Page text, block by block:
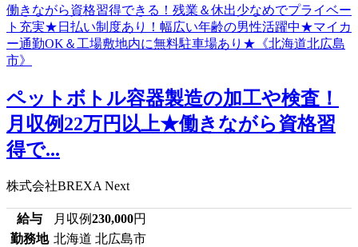
ペットボトル容器製造の加工や検査！
月収例22万円以上★働きながら資格習
得で...
株式会社BREXA Next
給与 月収例230,000円
勤務地 北海道 北広島市